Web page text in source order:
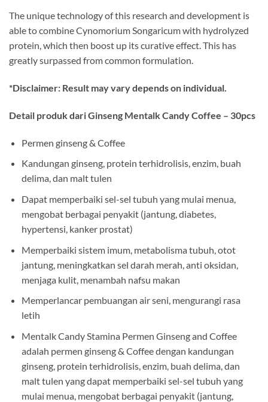
The unique technology of this research and development is
able to combine Cynomorium Songaricum with hydrolyzed
protein, which then boost up its curative effect. This has
greatly surpassed from common formulation.
*Disclaimer: Result may vary depends on individual.
Detail produk dari Ginseng Mentalk Candy Coffee – 30pcs
Permen ginseng & Coffee
Kandungan ginseng, protein terhidrolisis, enzim, buah
delima, dan malt tulen
Dapat memperbaiki sel-sel tubuh yang mulai menua,
mengobat berbagai penyakit (jantung, diabetes,
hypertensi, kanker prostat)
Memperbaiki sistem imum, metabolisma tubuh, otot
jantung, meningkatkan sel darah merah, anti oksidan,
menjaga kulit, menambah nafsu makan
Memperlancar pembuangan air seni, mengurangi rasa
letih
Mentalk Candy Stamina Permen Ginseng and Coffee
adalah permen ginseng & Coffee dengan kandungan
ginseng, protein terhidrolisis, enzim, buah delima, dan
malt tulen yang dapat memperbaiki sel-sel tubuh yang
mulai menua, mengobat berbagai penyakit (jantung,